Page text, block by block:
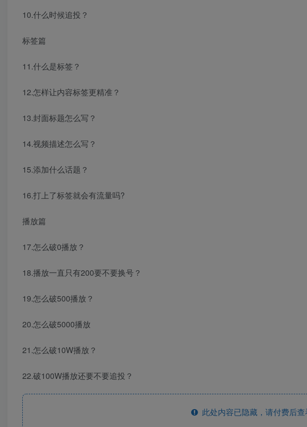
10.什么时候追投？
标签篇
11.什么是标签？
12.怎样让内容标签更精准？
13.封面标题怎么写？
14.视频描述怎么写？
15.添加什么话题？
16.打上了标签就会有流量吗?
播放篇
17.怎么破0播放？
18.播放一直只有200要不要换号？
19.怎么破500播放？
20.怎么破5000播放
21.怎么破10W播放？
22.破100W播放还要不要追投？
此处内容已隐藏，请付费后